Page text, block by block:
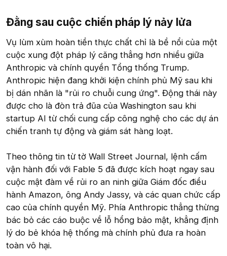
Đằng sau cuộc chiến pháp lý nảy lửa​
Vụ lùm xùm hoàn tiền thực chất chỉ là bề nổi của một
cuộc xung đột pháp lý căng thẳng hơn nhiều giữa
Anthropic và chính quyền Tổng thống Trump.
Anthropic hiện đang khởi kiện chính phủ Mỹ sau khi
bị dán nhãn là "rủi ro chuỗi cung ứng". Động thái này
được cho là đòn trả đũa của Washington sau khi
startup AI từ chối cung cấp công nghệ cho các dự án
chiến tranh tự động và giám sát hàng loạt.
Theo thông tin từ tờ Wall Street Journal, lệnh cấm
vận hành đối với Fable 5 đã được kích hoạt ngay sau
cuộc mật đàm về rủi ro an ninh giữa Giám đốc điều
hành Amazon, ông Andy Jassy, và các quan chức cấp
cao của chính quyền Mỹ. Phía Anthropic thẳng thừng
bác bỏ các cáo buộc về lỗ hổng bảo mật, khẳng định
lý do bẻ khóa hệ thống mà chính phủ đưa ra hoàn
toàn vô hại.